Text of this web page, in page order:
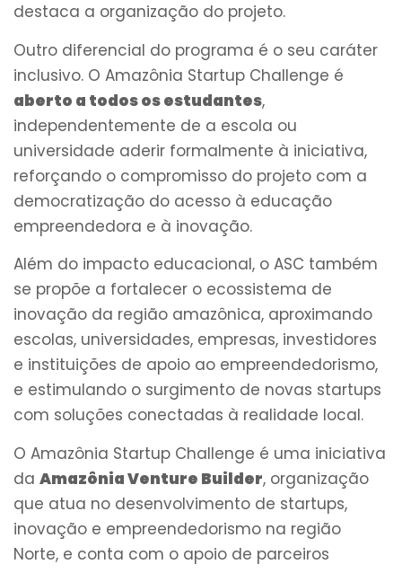
destaca a organização do projeto.
Outro diferencial do programa é o seu caráter
inclusivo. O Amazônia Startup Challenge é
aberto a todos os estudantes,
independentemente de a escola ou
universidade aderir formalmente à iniciativa,
reforçando o compromisso do projeto com a
democratização do acesso à educação
empreendedora e à inovação.
Além do impacto educacional, o ASC também
se propõe a fortalecer o ecossistema de
inovação da região amazônica, aproximando
escolas, universidades, empresas, investidores
e instituições de apoio ao empreendedorismo,
e estimulando o surgimento de novas startups
com soluções conectadas à realidade local.
O Amazônia Startup Challenge é uma iniciativa
da Amazônia Venture Builder, organização
que atua no desenvolvimento de startups,
inovação e empreendedorismo na região
Norte, e conta com o apoio de parceiros